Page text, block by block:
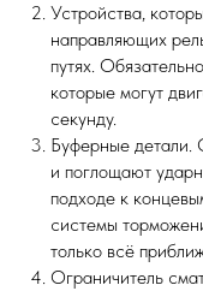
Устройства,
направляющих
путях.
которые могут
секунду.
Буферные детали.
и поглощают
подходе к
системы
только всё
Ограничитель